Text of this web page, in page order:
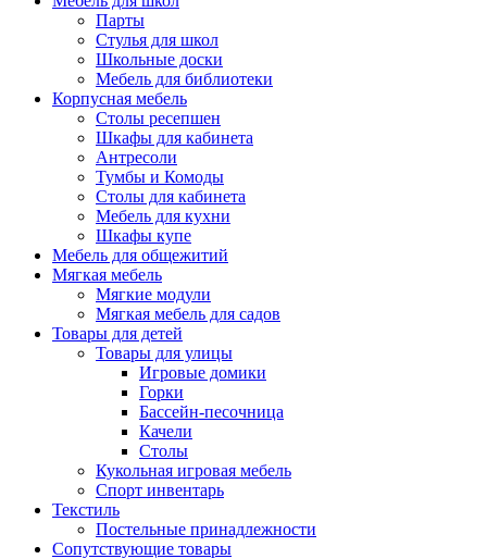
Парты
Стулья для школ
Школьные доски
Мебель для библиотеки
Корпусная мебель
Столы ресепшен
Шкафы для кабинета
Антресоли
Тумбы и Комоды
Столы для кабинета
Мебель для кухни
Шкафы купе
Мебель для общежитий
Мягкая мебель
Мягкие модули
Мягкая мебель для садов
Товары для детей
Товары для улицы
Игровые домики
Горки
Бассейн-песочница
Качели
Столы
Кукольная игровая мебель
Спорт инвентарь
Текстиль
Постельные принадлежности
Сопутствующие товары